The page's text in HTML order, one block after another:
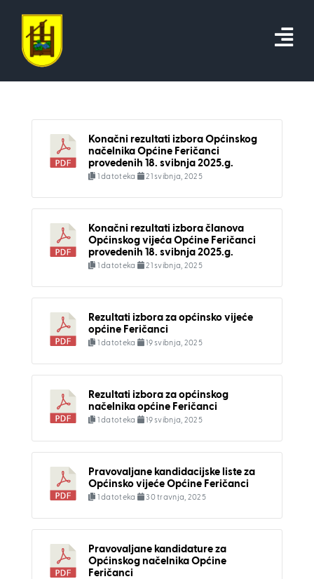
content
Konačni rezultati izbora Općinskog
načelnika Općine Feričanci
provedenih 18. svibnja 2025.g.
1 datoteka 21 svibnja, 2025
Konačni rezultati izbora članova
Općinskog vijeća Općine Feričanci
provedenih 18. svibnja 2025.g.
1 datoteka 21 svibnja, 2025
Rezultati izbora za općinsko vijeće
općine Feričanci
1 datoteka 19 svibnja, 2025
Rezultati izbora za općinskog
načelnika općine Feričanci
1 datoteka 19 svibnja, 2025
Pravovaljane kandidacijske liste za
Općinsko vijeće Općine Feričanci
1 datoteka 30 travnja, 2025
Pravovaljane kandidature za
Općinskog načelnika Općine
Feričanci